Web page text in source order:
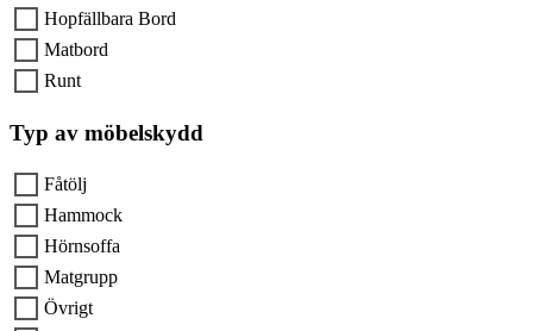
Hopfällbara Bord
Matbord
Runt
Typ av möbelskydd
Fåtölj
Hammock
Hörnsoffa
Matgrupp
Övrigt